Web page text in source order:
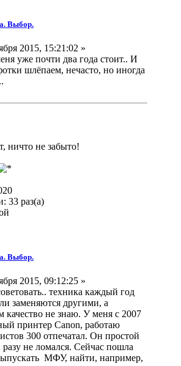
Выбор.
2015, 15:21:02 »
уже почти два года стоит.. И
шлёпаем, нечасто, но иногда
ничто не забыто!
33 раз(а)
Выбор.
2015, 09:12:25 »
техника каждый год
заменяются другими, а
качество не знаю. У меня с 2007
принтер Canon, работаю
300 отпечатал. Он простой
не ломался. Сейчас пошла
МФУ, найти, например,